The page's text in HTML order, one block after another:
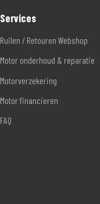
Services
Ruilen / Retouren Webshop
Motor onderhoud & reparatie
Motorverzekering
Motor financieren
FAQ